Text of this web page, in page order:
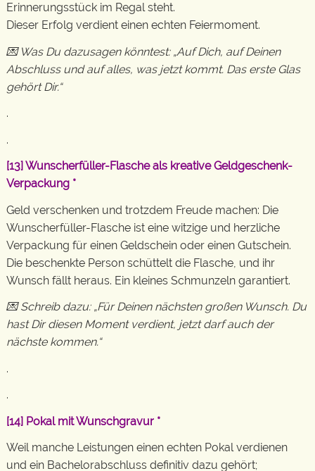
Erinnerungsstück im Regal steht.
Dieser Erfolg verdient einen echten Feiermoment.
💌 Was Du dazusagen könntest: „Auf Dich, auf Deinen
Abschluss und auf alles, was jetzt kommt. Das erste Glas
gehört Dir.“
.
.
[13]Wunscherfüller-Flasche als kreative Geldgeschenk-
Verpackung *
Geld verschenken und trotzdem Freude machen: Die
Wunscherfüller-Flasche ist eine witzige und herzliche
Verpackung für einen Geldschein oder einen Gutschein.
Die beschenkte Person schüttelt die Flasche, und ihr
Wunsch fällt heraus. Ein kleines Schmunzeln garantiert.
💌 Schreib dazu: „Für Deinen nächsten großen Wunsch. Du
hast Dir diesen Moment verdient, jetzt darf auch der
nächste kommen.“
.
.
[14] Pokal mit Wunschgravur *
Weil manche Leistungen einen echten Pokal verdienen
und ein Bachelorabschluss definitiv dazu gehört;